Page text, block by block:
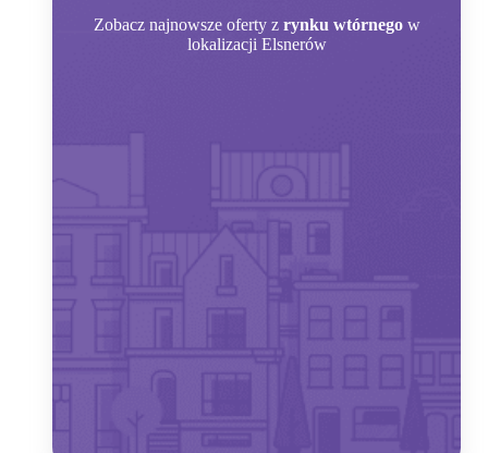
Zobacz najnowsze oferty z rynku wtórnego w
lokalizacji Elsnerów